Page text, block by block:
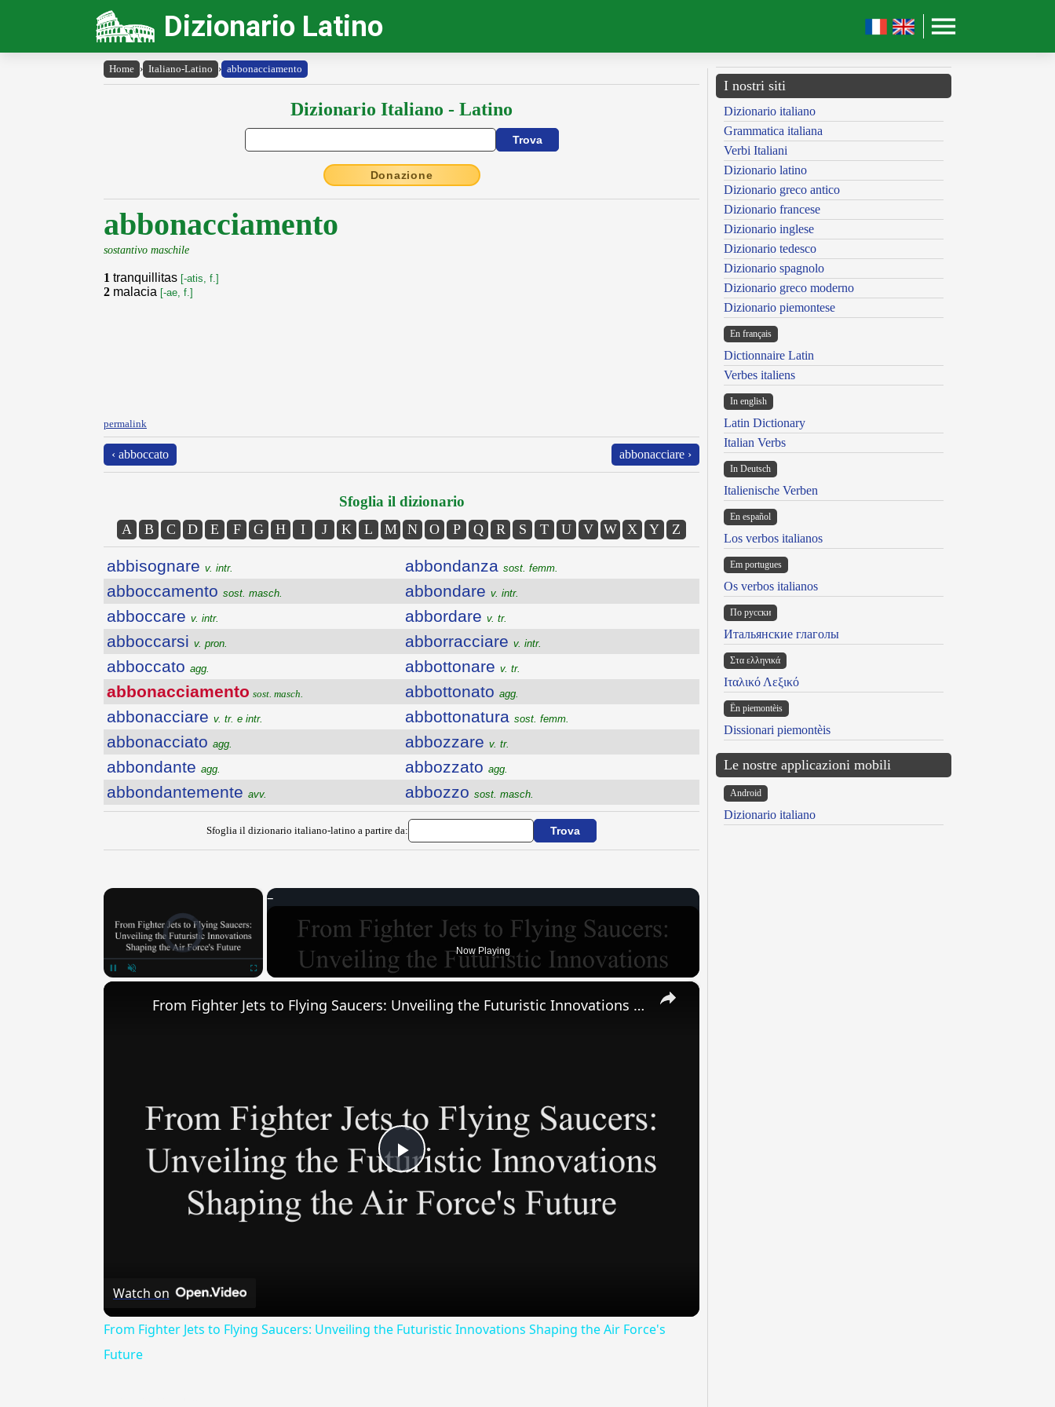
Dizionario Latino
Home › Italiano-Latino › abbonacciamento
Dizionario Italiano - Latino
Donazione
abbonacciamento
sostantivo maschile
1 tranquillitas [-atis, f.]
2 malacia [-ae, f.]
permalink
‹ abboccato abbonacciare ›
Sfoglia il dizionario
A B C D E F G H I J K L M N O P Q R S T U V W X Y Z
abbisognare v. intr.
abboccamento sost. masch.
abboccare v. intr.
abboccarsi v. pron.
abboccato agg.
abbonacciamento sost. masch.
abbonacciare v. tr. e intr.
abbonacciato agg.
abbondante agg.
abbondantemente avv.
abbondanza sost. femm.
abbondare v. intr.
abbordare v. tr.
abborracciare v. intr.
abbottonare v. tr.
abbottonato agg.
abbottonatura sost. femm.
abbozzare v. tr.
abbozzato agg.
abbozzo sost. masch.
Sfoglia il dizionario italiano-latino a partire da:
×
Video Player is loading.
Now Playing
×
Play
Video
From Fighter Jets to Flying Saucers: Unveiling the Futuristic Innovations Shaping the Air Force's Future
Watch on
From Fighter Jets to Flying Saucers: Unveiling the Futuristic Innovations Shaping the Air Force's
Future
I nostri siti
Dizionario italiano
Grammatica italiana
Verbi Italiani
Dizionario latino
Dizionario greco antico
Dizionario francese
Dizionario inglese
Dizionario tedesco
Dizionario spagnolo
Dizionario greco moderno
Dizionario piemontese
En français
Dictionnaire Latin
Verbes italiens
In english
Latin Dictionary
Italian Verbs
In Deutsch
Italienische Verben
En español
Los verbos italianos
Em portugues
Os verbos italianos
По русски
Итальянские глаголы
Στα ελληνικά
Ιταλικό Λεξικό
Ën piemontèis
Dissionari piemontèis
Le nostre applicazioni mobili
Android
Dizionario italiano